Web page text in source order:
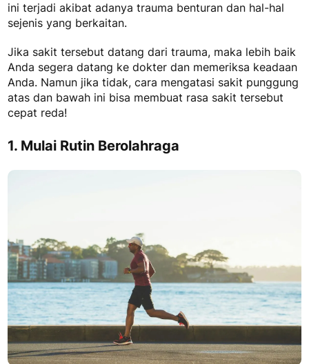
ini terjadi akibat adanya trauma benturan dan hal-hal
sejenis yang berkaitan.
Jika sakit tersebut datang dari trauma, maka lebih baik
Anda segera datang ke dokter dan memeriksa keadaan
Anda. Namun jika tidak, cara mengatasi sakit punggung
atas dan bawah ini bisa membuat rasa sakit tersebut
cepat reda!
1. Mulai Rutin Berolahraga